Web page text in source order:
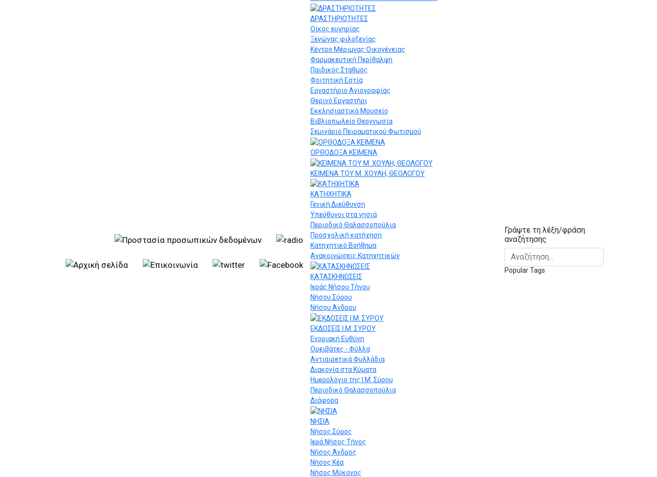
ΔΡΑΣΤΗΡΙΟΤΗΤΕΣ
Οίκος ευγηρίας
Ξενώνας φιλοξενίας
Κέντρο Μέριμνας Οικογένειας
Φαρμακευτική Περίθαλψη
Παιδικός Σταθμός
Φοιτητική Εστία
Εργαστήριο Αγιογραφίας
Θερινό Εργαστήρι
Εκκλησιαστικό Μουσείο
Βιβλιοπωλείο Θεογνωσία
Σεμινάριο Πειραματικού Φωτισμού
ΟΡΘΟΔΟΞΑ ΚΕΙΜΕΝΑ
ΚΕΙΜΕΝΑ ΤΟΥ Μ. ΧΟΥΛΗ, ΘΕΟΛΟΓΟΥ
ΚΑΤΗΧΗΤΙΚΑ
Γενική Διεύθυνση
Υπεύθυνοι στα νησιά
Περιοδικό Θαλασσοπούλια
Προσχολική κατήχηση
Κατηχητικό Βοήθημα
Ανακοινώσεις Κατηχητικών
ΚΑΤΑΣΚΗΝΩΣΕΙΣ
Ιεράς Νήσου Τήνου
Νήσου Σύρου
Νήσου Άνδρου
ΕΚΔΟΣΕΙΣ Ι.Μ. ΣΥΡΟΥ
Ενοριακή Ευθύνη
Ορειβάτες - Φύλλα
Αντιαιρετικά Φυλλάδια
Διακονία στα Κύματα
Ημερολόγιο της Ι.Μ. Σύρου
Περιοδικό Θαλασσοπούλια
Διάφορα
ΝΗΣΙΑ
Νήσος Σύρος
Ιερά Νήσος Τήνος
Νήσος Άνδρος
Νήσος Κέα
Νήσος Μύκονος
Γράψτε τη λέξη/φράση
αναζήτησης
Αναζήτηση...
Popular Tags